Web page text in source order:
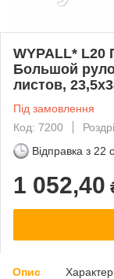
WYPALL* L20
Большой
листов,
Під замовлення
Код: 7200
Відправка з 22
1 052,40
Опис